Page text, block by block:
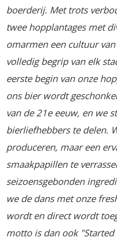
boerderij. Met trots
twee hopplantages met
omarmen een cultuur
volledig begrip van elk
eerste begin van onze
ons bier wordt
van de 21e eeuw, en we
bierliefhebbers te delen.
produceren, maar een
smaakpapillen te
seizoensgebonden
we de dans met onze
wordt en direct wordt
motto is dan ook